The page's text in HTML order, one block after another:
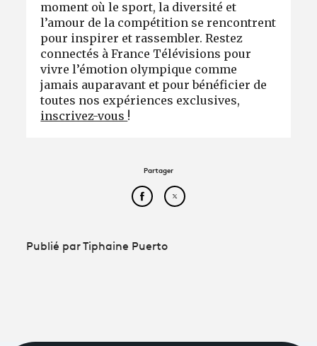
moment où le sport, la diversité et
l’amour de la compétition se rencontrent
pour inspirer et rassembler. Restez
connectés à France Télévisions pour
vivre l’émotion olympique comme
jamais auparavant et pour bénéficier de
toutes nos expériences exclusives,
inscrivez-vous !
Partager
Partager cet article sur
Partager cet article sur
Publié par Tiphaine Puerto